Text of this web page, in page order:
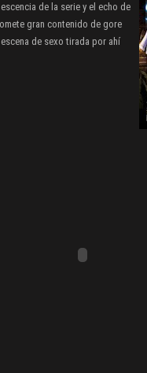
de la serie y el echo de
gran contenido de gore
de sexo tirada por ahí